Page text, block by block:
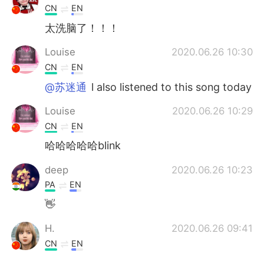
Italiano
Português
CN EN
太洗脑了！！！
Louise 2020.06.26 10:30
CN EN
@苏迷通 l also listened to this song today
Louise 2020.06.26 10:29
CN EN
哈哈哈哈哈blink
deep 2020.06.26 10:23
PA EN
👋
H. 2020.06.26 09:41
CN EN